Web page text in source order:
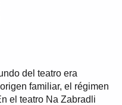
del teatro era
familiar, el régimen
el teatro Na Zabradli